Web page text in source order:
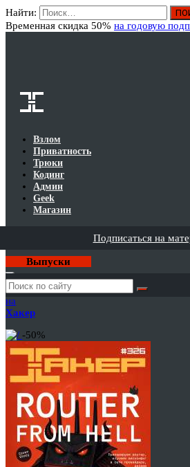
Найти:
Временная скидка 50% на годовую
Взлом
Приватность
Трюки
Кодинг
Админ
Geek
Магазин
Подписаться на
Выпуски
Годовая
подписка
на
Хакер
-50%